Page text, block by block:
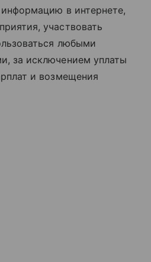
в интернете,
участвовать
любыми
за исключением уплаты
и возмещения